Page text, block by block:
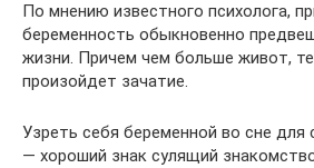
По мнению известного психолога,
беременность обыкновенно
жизни. Причем чем больше живот,
произойдет зачатие.
Узреть себя беременной во сне для
— хороший знак сулящий